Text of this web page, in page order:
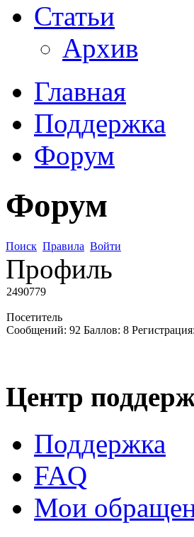
Статьи
Архив
Главная
Поддержка
Форум
Форум
Поиск Правила Войти
Профиль
2490779
Посетитель
Сообщений: 92 Баллов: 8 Регистрация:
Центр
Поддержка
FAQ
Мои